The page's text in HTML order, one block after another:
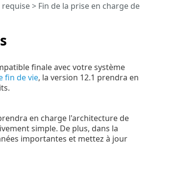
> Fin de la prise en charge de
finale avec votre système
fin de vie, la version 12.1 prendra en
en charge l'architecture de
simple. De plus, dans la
importantes et mettez à jour